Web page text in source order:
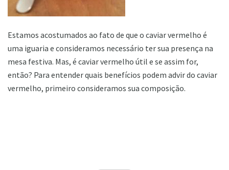
Estamos acostumados ao fato de que o caviar vermelho é
uma iguaria e consideramos necessário ter sua presença na
mesa festiva. Mas, é caviar vermelho útil e se assim for,
então? Para entender quais benefícios podem advir do caviar
vermelho, primeiro consideramos sua composição.